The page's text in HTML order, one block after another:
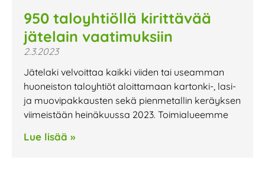
950 taloyhtiöllä kirittävää
jätelain vaatimuksiin
2.3.2023
Jätelaki velvoittaa kaikki viiden tai useamman
huoneiston taloyhtiöt aloittamaan kartonki-, lasi-
ja muovipakkausten sekä pienmetallin keräyksen
viimeistään heinäkuussa 2023. Toimialueemme
Lue lisää »